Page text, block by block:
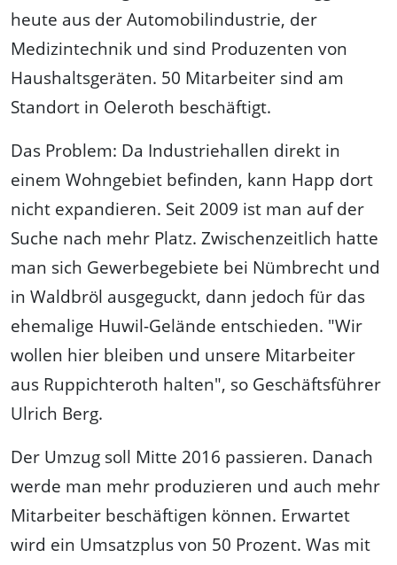
heute aus der Automobilindustrie, der
Medizintechnik und sind Produzenten von
Haushaltsgeräten. 50 Mitarbeiter sind am
Standort in Oeleroth beschäftigt.
Das Problem: Da Industriehallen direkt in
einem Wohngebiet befinden, kann Happ dort
nicht expandieren. Seit 2009 ist man auf der
Suche nach mehr Platz. Zwischenzeitlich hatte
man sich Gewerbegebiete bei Nümbrecht und
in Waldbröl ausgeguckt, dann jedoch für das
ehemalige Huwil-Gelände entschieden. "Wir
wollen hier bleiben und unsere Mitarbeiter
aus Ruppichteroth halten", so Geschäftsführer
Ulrich Berg.
Der Umzug soll Mitte 2016 passieren. Danach
werde man mehr produzieren und auch mehr
Mitarbeiter beschäftigen können. Erwartet
wird ein Umsatzplus von 50 Prozent. Was mit